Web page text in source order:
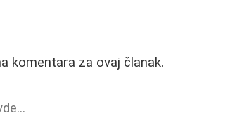
komentara za ovaj članak.